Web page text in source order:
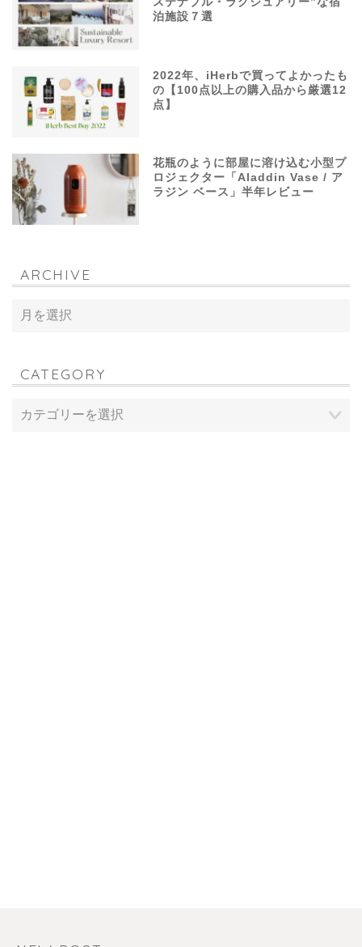
泊施設７選
2022年、iHerbで買ってよかったも
の【100点以上の購入品から厳選12
点】
花瓶のように部屋に溶け込む小型プ
ロジェクター「Aladdin Vase / ア
ラジン ベース」半年レビュー
ARCHIVE
CATEGORY